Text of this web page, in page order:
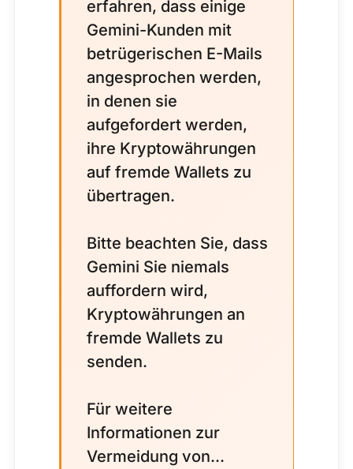
erfahren, dass einige
Gemini-Kunden mit
betrügerischen E-Mails
angesprochen werden,
in denen sie
aufgefordert werden,
ihre Kryptowährungen
auf fremde Wallets zu
übertragen.
Bitte beachten Sie, dass
Gemini Sie niemals
auffordern wird,
Kryptowährungen an
fremde Wallets zu
senden.
Für weitere
Informationen zur
Vermeidung von...